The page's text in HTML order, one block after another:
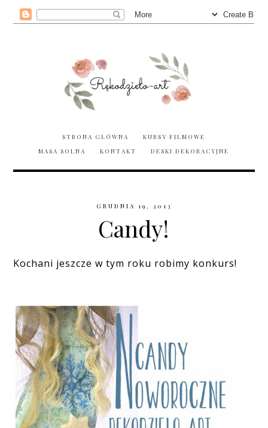
STRONA GŁÓWNA
KURSY FILMOWE
MASA SOLNA
KONTAKT DESKI DEKORACYJNE
GRUDNIA 19, 2013
Candy!
Kochani jeszcze w tym roku robimy konkurs!